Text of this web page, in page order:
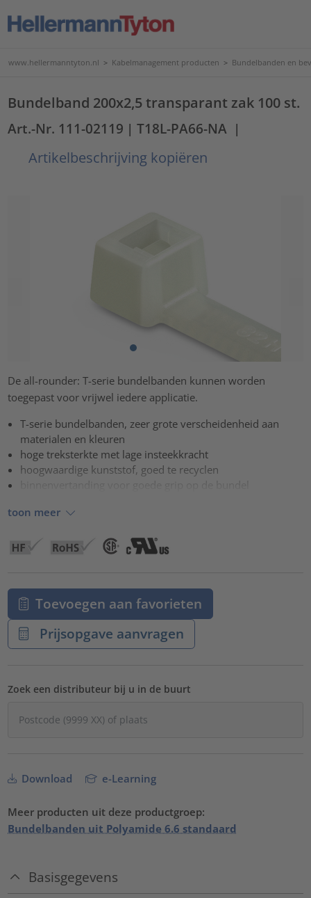
www.hellermanntyton.nl > Kabelmanagement producten > Bundelbanden en
Bundelband 200x2,5 transparant zak 100 st.
Art.-Nr. 111-02119 | T18L-PA66-NA |
Artikelbeschrijving kopiëren
De all-rounder: T-serie bundelbanden kunnen worden
toegepast voor vrijwel iedere applicatie.
T-serie bundelbanden, zeer grote verscheidenheid aan
materialen en kleuren
hoge treksterkte met lage insteekkracht
hoogwaardige kunststof, goed te recyclen
toon meer
Toevoegen aan favorieten
Prijsopgave aanvragen
Zoek een distributeur bij u in de buurt
Download e-Learning
Meer producten uit deze productgroep:
Bundelbanden uit Polyamide 6.6 standaard
Basisgegevens